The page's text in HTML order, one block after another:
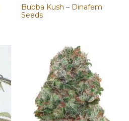
Bubba Kush – Dinafem
Seeds